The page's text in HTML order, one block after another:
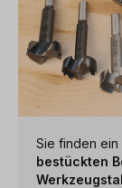
Sie finden ein
bestückten